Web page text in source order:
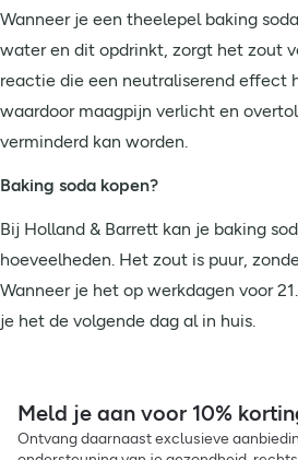
Wanneer je een theelepel baking
water en dit opdrinkt, zorgt het zout
reactie die een neutraliserend effect
waardoor maagpijn verlicht en
verminderd kan worden.
Baking soda kopen?
Bij Holland & Barrett kan je baking
hoeveelheden. Het zout is puur,
Wanneer je het op werkdagen voor
je het de volgende dag al in huis.
Meld je aan voor 10%
Ontvang daarnaast exclusieve